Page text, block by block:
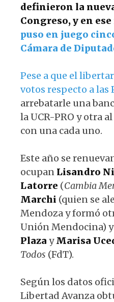
definieron la
Congreso, y en
puso en juego
Cámara de
Pese a que el
votos respecto a las
arrebatarle una
la UCR-PRO y otra
con una cada uno.
Este año se
ocupan Lisandro
Latorre (Cambia
Marchi (quien se
Mendoza y formó
Unión Mendocina) y
Plaza yMarisa
Todos (FdT).
Según los datos
Libertad Avanza